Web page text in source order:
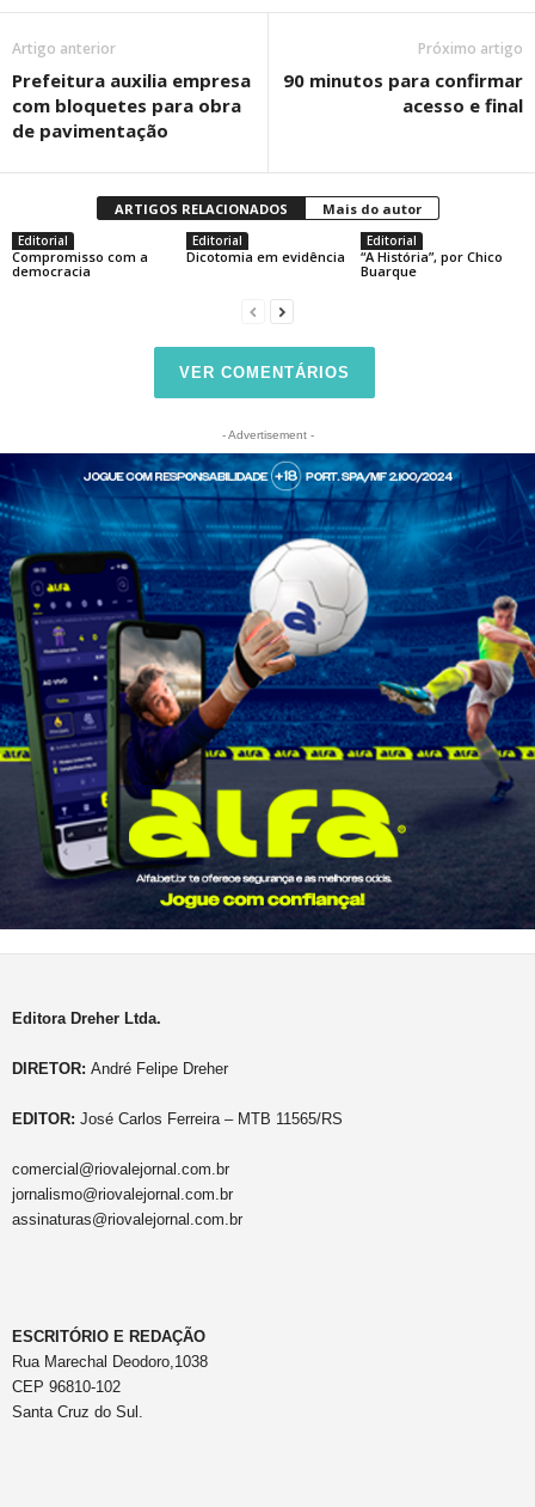
Artigo anterior
Prefeitura auxilia empresa
com bloquetes para obra
de pavimentação
Próximo artigo
90 minutos para confirmar
acesso e final
ARTIGOS RELACIONADOS Mais do autor
Editorial
Compromisso com a
democracia
Editorial
Dicotomia em evidência
Editorial
“A História”, por Chico
Buarque
VER COMENTÁRIOS
- Advertisement -
Editora Dreher Ltda.
DIRETOR: André Felipe Dreher
EDITOR: José Carlos Ferreira – MTB 11565/RS
comercial@riovalejornal.com.br
jornalismo@riovalejornal.com.br
assinaturas@riovalejornal.com.br
ESCRITÓRIO E REDAÇÃO
Rua Marechal Deodoro,1038
CEP 96810-102
Santa Cruz do Sul.